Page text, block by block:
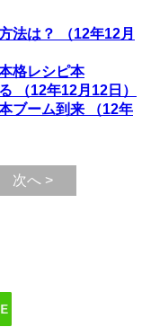
法は？ （12年12月
格レシピ本
（12年12月12日）
ブーム到来 （12年
次へ >